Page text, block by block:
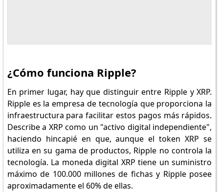
¿Cómo funciona Ripple?
En primer lugar, hay que distinguir entre Ripple y XRP.
Ripple es la empresa de tecnología que proporciona la
infraestructura para facilitar estos pagos más rápidos.
Describe a XRP como un "activo digital independiente",
haciendo hincapié en que, aunque el token XRP se
utiliza en su gama de productos, Ripple no controla la
tecnología. La moneda digital XRP tiene un suministro
máximo de 100.000 millones de fichas y Ripple posee
aproximadamente el 60% de ellas.